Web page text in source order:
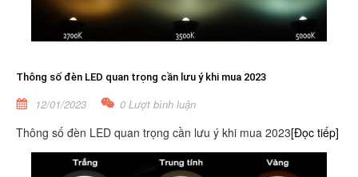
Thông số đèn LED quan trọng cần lưu ý khi mua 2023
12/01/2023 0 Lượt bình luận
Thông số đèn LED quan trọng cần lưu ý khi mua 2023[Đọc tiếp]